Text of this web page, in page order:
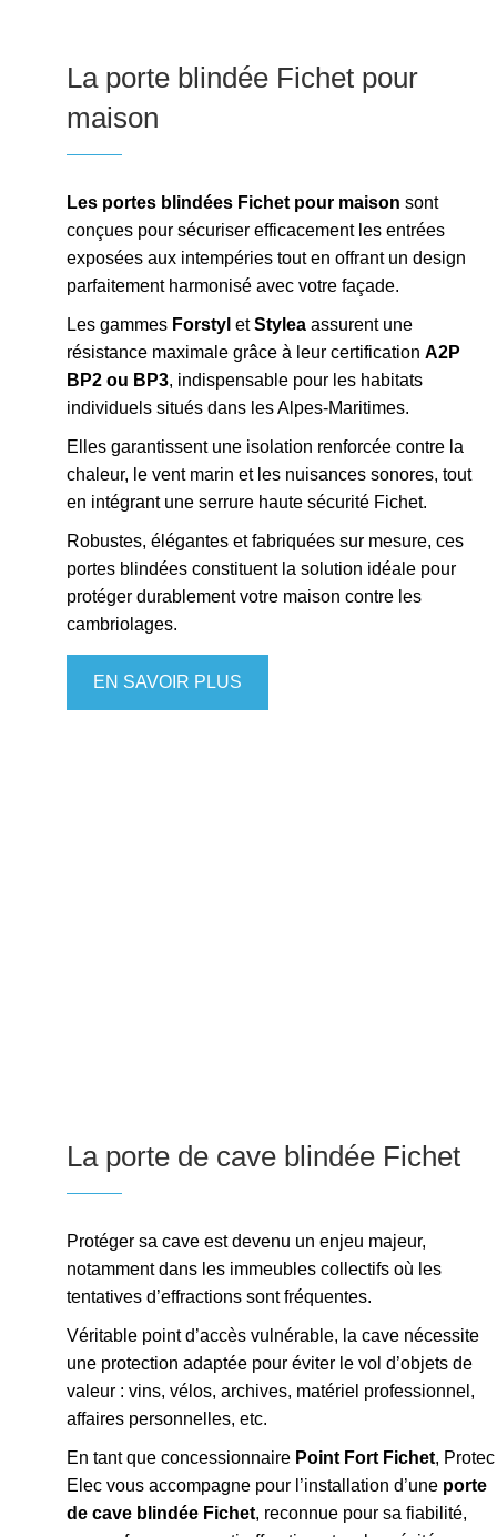
La porte blindée Fichet pour
maison
Les portes blindées Fichet pour maison sont
conçues pour sécuriser efficacement les entrées
exposées aux intempéries tout en offrant un design
parfaitement harmonisé avec votre façade.
Les gammes Forstyl etStylea assurent une
résistance maximale grâce à leur certificationA2P
BP2 ou BP3, indispensable pour les habitats
individuels situés dans les Alpes-Maritimes.
Elles garantissent une isolation renforcée contre la
chaleur, le vent marin et les nuisances sonores, tout
en intégrant une serrure haute sécurité Fichet.
Robustes, élégantes et fabriquées sur mesure, ces
portes blindées constituent la solution idéale pour
protéger durablement votre maison contre les
cambriolages.
EN SAVOIR PLUS
La porte de cave blindée Fichet
Protéger sa cave est devenu un enjeu majeur,
notamment dans les immeubles collectifs où les
tentatives d’effractions sont fréquentes.
Véritable point d’accès vulnérable, la cave nécessite
une protection adaptée pour éviter le vol d’objets de
valeur : vins, vélos, archives, matériel professionnel,
affaires personnelles, etc.
En tant que concessionnaire Point Fort Fichet, Protec
Elec vous accompagne pour l’installation d’une porte
de cave blindée Fichet, reconnue pour sa fiabilité,